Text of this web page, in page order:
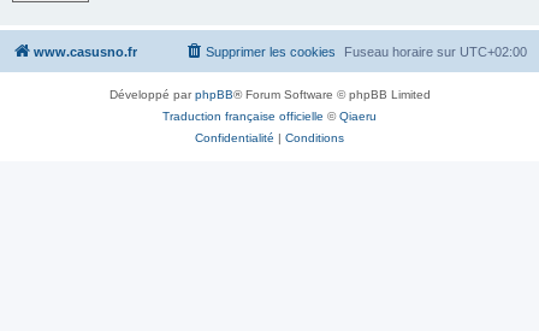
www.casusno.fr Fuseau horaire sur UTC+02:00
Supprimer les cookies
Développé parphpBB® Forum Software © phpBB Limited
Traduction française officielle ©Qiaeru
Confidentialité | Conditions